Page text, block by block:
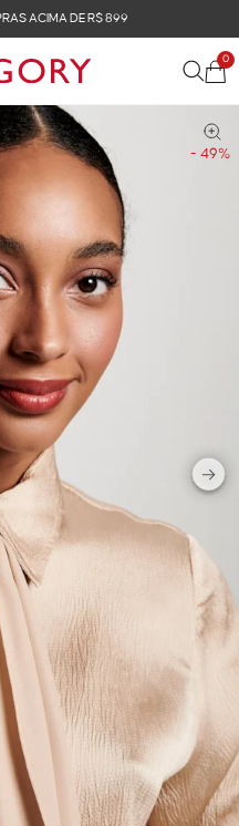
ACIMA DE R$ 899
0
- 49%